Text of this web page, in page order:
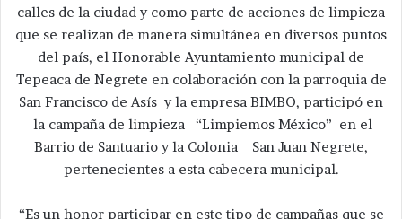
calles de la ciudad y como parte de acciones de limpieza
que se realizan de manera simultánea en diversos puntos
del país, el Honorable Ayuntamiento municipal de
Tepeaca de Negrete en colaboración con la parroquia de
San Francisco de Asís y la empresa BIMBO, participó en
la campaña de limpieza “Limpiemos México” en el
Barrio de Santuario y la Colonia San Juan Negrete,
pertenecientes a esta cabecera municipal.
“Es un honor participar en este tipo de campañas que se